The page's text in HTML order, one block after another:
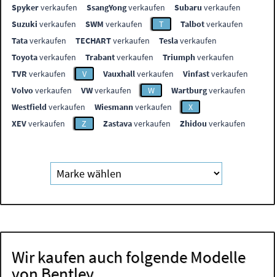
Spykerverkaufen SsangYongverkaufen Subaru verkaufen
Suzuki verkaufen SWM verkaufen T Talbotverkaufen
Tataverkaufen TECHARTverkaufen Teslaverkaufen
Toyotaverkaufen Trabantverkaufen Triumphverkaufen
TVR verkaufen V Vauxhallverkaufen Vinfastverkaufen
Volvoverkaufen VWverkaufen W Wartburgverkaufen
Westfieldverkaufen Wiesmannverkaufen
X
XEVverkaufen Z Zastavaverkaufen Zhidou verkaufen
Wir kaufen auch folgende Modelle